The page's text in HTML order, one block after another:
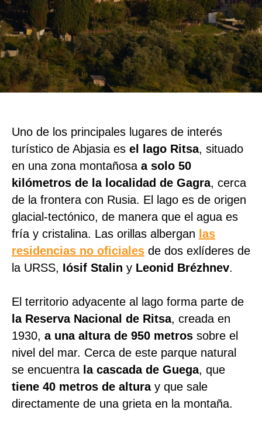
Uno de los principales lugares de interés
turístico de Abjasia es el lago Ritsa, situado
en una zona montañosa a solo 50
kilómetros de la localidad de Gagra, cerca
de la frontera con Rusia. El lago es de origen
glacial-tectónico, de manera que el agua es
fría y cristalina. Las orillas albergan las
residencias no oficiales de dos exlíderes de
la URSS, Iósif Stalin y Leonid Brézhnev.
El territorio adyacente al lago forma parte de
la Reserva Nacional de Ritsa, creada en
1930, a una altura de 950 metros sobre el
nivel del mar. Cerca de este parque natural
se encuentra la cascada de Guega, que
tiene 40 metros de alturay que sale
directamente de una grieta en la montaña.